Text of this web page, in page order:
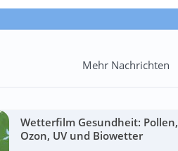
Mehr Nachrichten
Wetterfilm Gesundheit: Pollen,
Ozon, UV und Biowetter